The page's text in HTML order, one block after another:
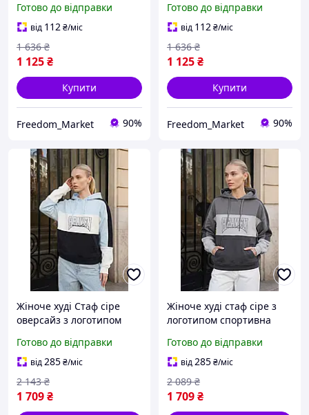
чоловіча повсякденне
HDSU013W
Готово до відправки
від 112₴/міс
1 125₴
1 636 ₴
Купити
Freedom_Market 90%
начосом HDSU016W
Готово до відправки
від 112₴/міс
1 125₴
1 636 ₴
Купити
Freedom_Market 90%
Жіноче худі Стаф сіре
оверсайз з логотипом
oversize DBUY
Готово до відправки
від285₴/міс
1 709₴
2 143 ₴
Жіноче худі стаф сіре з
логотипом спортивна
logo mix3 oversize DBUY
Готово до відправки
від285₴/міс
1 709₴
2 089 ₴